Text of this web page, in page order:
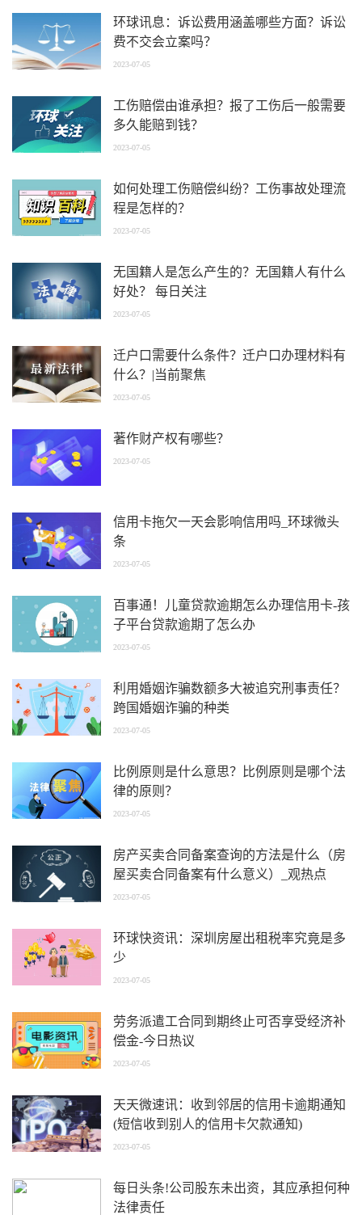
环球讯息：诉讼费用涵盖哪些方面？诉讼
费不交会立案吗？
2023-07-05
工伤赔偿由谁承担？报了工伤后一般需要
多久能赔到钱？
2023-07-05
如何处理工伤赔偿纠纷？工伤事故处理流
程是怎样的？
2023-07-05
无国籍人是怎么产生的？无国籍人有什么
好处？ 每日关注
2023-07-05
迁户口需要什么条件？迁户口办理材料有
什么？|当前聚焦
2023-07-05
著作财产权有哪些？
2023-07-05
信用卡拖欠一天会影响信用吗_环球微头
条
2023-07-05
百事通！儿童贷款逾期怎么办理信用卡-孩
子平台贷款逾期了怎么办
2023-07-05
利用婚姻诈骗数额多大被追究刑事责任？
跨国婚姻诈骗的种类
2023-07-05
比例原则是什么意思？比例原则是哪个法
律的原则？
2023-07-05
房产买卖合同备案查询的方法是什么（房
屋买卖合同备案有什么意义）_观热点
2023-07-05
环球快资讯：深圳房屋出租税率究竟是多
少
2023-07-05
劳务派遣工合同到期终止可否享受经济补
偿金-今日热议
2023-07-05
天天微速讯：收到邻居的信用卡逾期通知
(短信收到别人的信用卡欠款通知)
2023-07-05
每日头条!公司股东未出资，其应承担何种
法律责任